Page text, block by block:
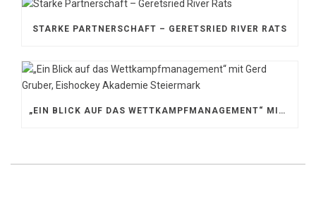
STARKE PARTNERSCHAFT – GERETSRIED RIVER RATS
„EIN BLICK AUF DAS WETTKAMPFMANAGEMENT“ MIT GERD GRUBER, EISHOCKEY AKADEMIE STEIERMARK